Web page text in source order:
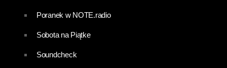
Poranek w NOTE.radio
Sobota na Piątke
Soundcheck